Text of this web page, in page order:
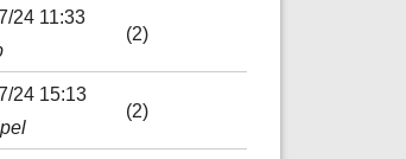
24 11:33
(2)
24 15:13
(2)